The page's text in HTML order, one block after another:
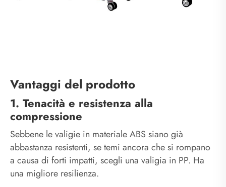
Vantaggi del prodotto
1. Tenacità e resistenza alla
compressione
Sebbene le valigie in materiale ABS siano già
abbastanza resistenti, se temi ancora che si rompano
a causa di forti impatti, scegli una valigia in PP. Ha
una migliore resilienza.